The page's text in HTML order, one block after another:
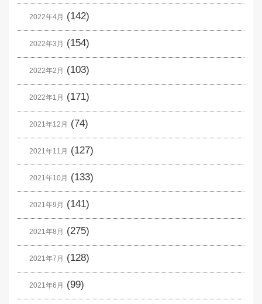
2022年4月 (142)
2022年3月 (154)
2022年2月 (103)
2022年1月 (171)
2021年12月 (74)
2021年11月 (127)
2021年10月 (133)
2021年9月 (141)
2021年8月 (275)
2021年7月 (128)
2021年6月 (99)